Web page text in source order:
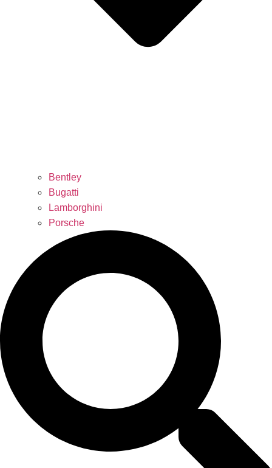
Bentley
Bugatti
Lamborghini
Porsche